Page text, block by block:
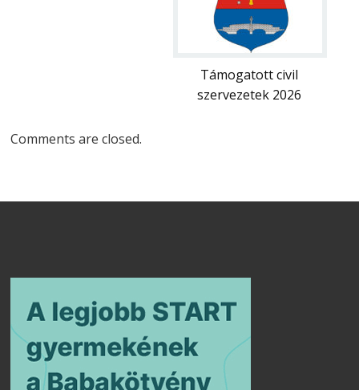
Támogatott civil
szervezetek 2026
Comments are closed.